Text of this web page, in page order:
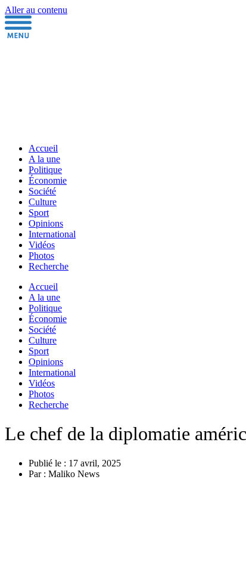
Aller au contenu
Accueil
A la une
Politique
Économie
Société
Culture
Sport
Opinions
International
Vidéos
Photos
Recherche
Accueil
A la une
Politique
Économie
Société
Culture
Sport
Opinions
International
Vidéos
Photos
Recherche
Le chef de la diplomatie
Publié le : 17 avril, 2025
Par : Maliko News